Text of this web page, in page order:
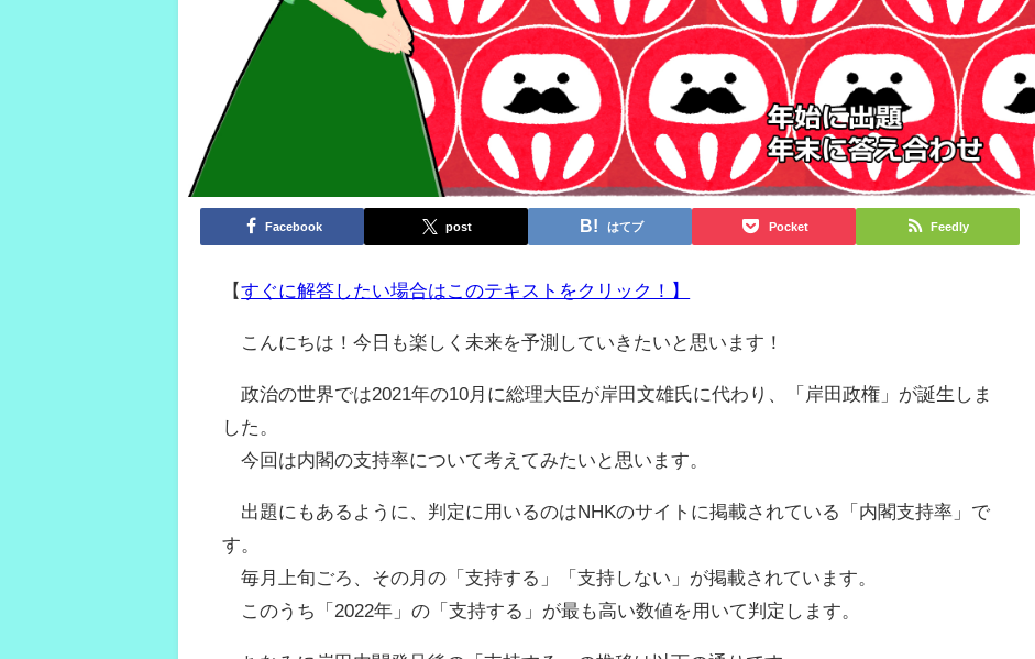
Facebook post はてブ Pocket Feedly
【すぐに解答したい場合はこのテキストをクリック！】
こんにちは！今日も楽しく未来を予測していきたいと思います！
政治の世界では2021年の10月に総理大臣が岸田文雄氏に代わり、「岸田政権」が誕生しま
した。
今回は内閣の支持率について考えてみたいと思います。
出題にもあるように、判定に用いるのはNHKのサイトに掲載されている「内閣支持率」で
す。
毎月上旬ごろ、その月の「支持する」「支持しない」が掲載されています。
このうち「2022年」の「支持する」が最も高い数値を用いて判定します。